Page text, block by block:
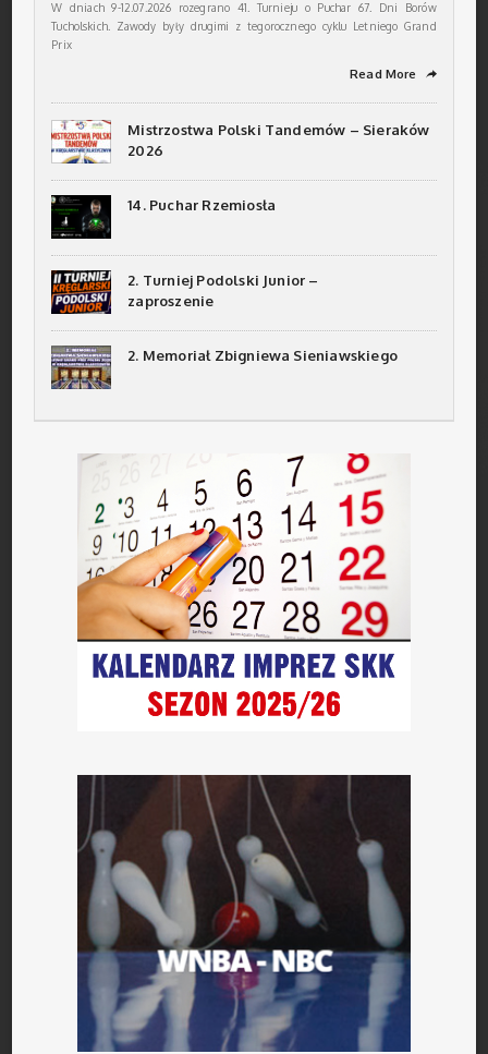
W dniach 9-12.07.2026 rozegrano 41. Turnieju o Puchar 67. Dni Borów
Tucholskich. Zawody były drugimi z tegorocznego cyklu Letniego Grand
Prix
Read More ➦
Mistrzostwa Polski Tandemów – Sieraków
2026
14. Puchar Rzemiosła
2. Turniej Podolski Junior –
zaproszenie
2. Memoriał Zbigniewa Sieniawskiego